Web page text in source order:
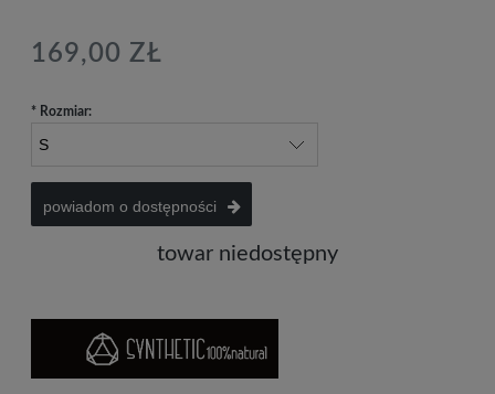
169,00 ZŁ
* Rozmiar:
powiadom o dostępności
towar niedostępny